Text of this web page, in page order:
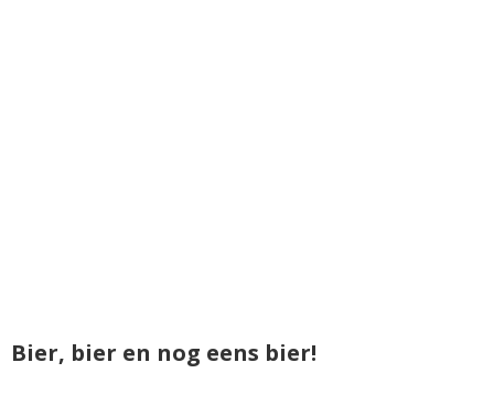
Bier, bier en nog eens bier!